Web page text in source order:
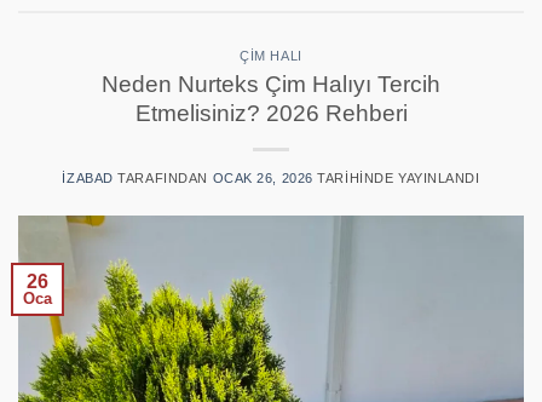
ÇIM HALI
Neden Nurteks Çim Halıyı Tercih
Etmelisiniz? 2026 Rehberi
IZABAD TARAFINDAN OCAK 26, 2026 TARIHINDE YAYINLANDI
26
Oca